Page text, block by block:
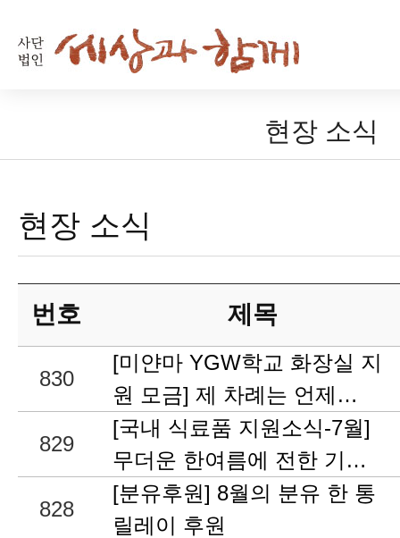
현장 소식
현장 소식
번호 제목
830
[미얀마 YGW학교 화장실 지
원 모금] 제 차례는 언제…
829
[국내 식료품 지원소식-7월]
무더운 한여름에 전한 기…
828
[분유후원] 8월의 분유 한 통
릴레이 후원